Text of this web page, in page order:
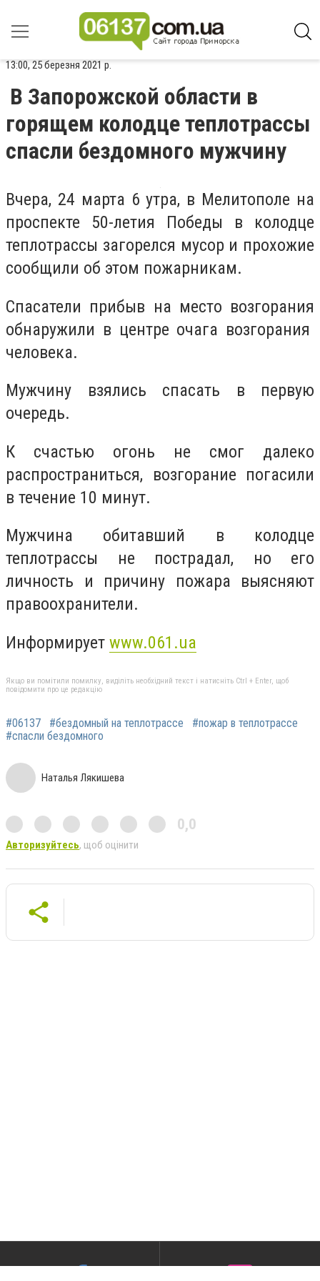
13:00, 25 березня 2021 р.
В Запорожской области в
горящем колодце теплотрассы
спасли бездомного мужчину
Вчера, 24 марта 6 утра, в Мелитополе на
проспекте 50-летия Победы в колодце
теплотрассы загорелся мусор и прохожие
сообщили об этом пожарникам.
Спасатели прибыв на место возгорания
обнаружили в центре очага возгорания
человека.
Мужчину взялись спасать в первую
очередь.
К счастью огонь не смог далеко
распространиться, возгорание погасили
в течение 10 минут.
Мужчина обитавший в колодце
теплотрассы не пострадал, но его
личность и причину пожара выясняют
правоохранители.
Информирует www.061.ua
Якщо ви помітили помилку, виділіть необхідний текст і натисніть Ctrl + Enter, щоб
повідомити про це редакцію
#06137 #бездомный на теплотрассе
#пожар в теплотрассе
#спасли бездомного
Наталья Лякишева
0,0
Авторизуйтесь, щоб оцінити